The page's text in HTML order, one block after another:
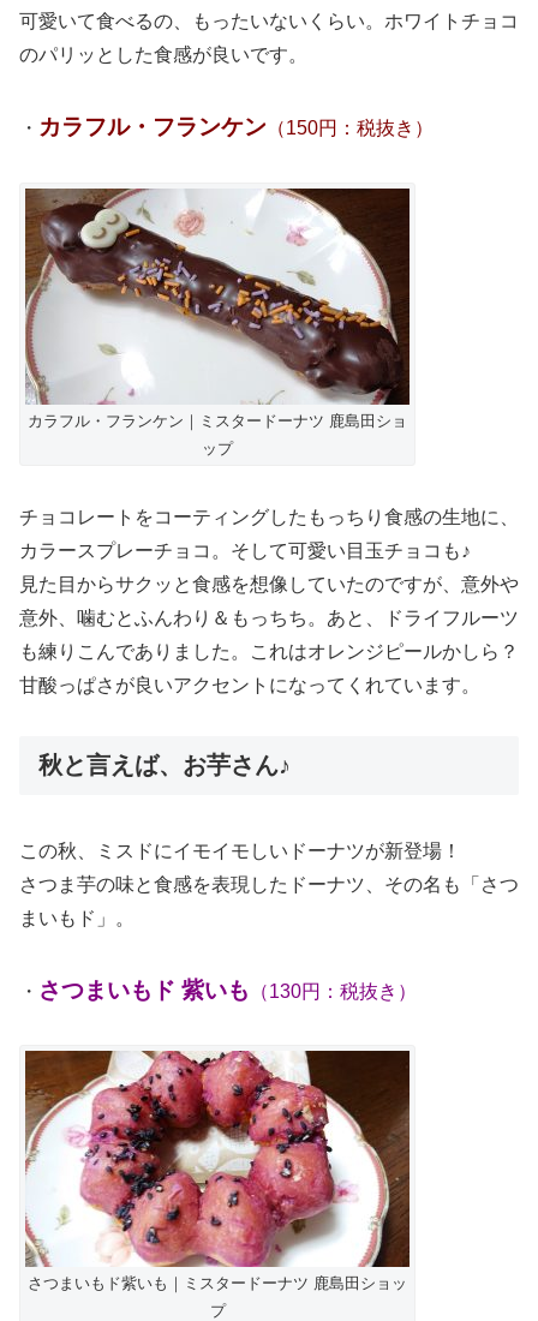
可愛いて食べるの、もったいないくらい。ホワイトチョコ
のパリッとした食感が良いです。
・ カラフル・フランケン （150円：税抜き）
カラフル・フランケン｜ミスタードーナツ 鹿島田ショ
ップ
チョコレートをコーティングしたもっちり食感の生地に、
カラースプレーチョコ。そして可愛い目玉チョコも♪
見た目からサクッと食感を想像していたのですが、意外や
意外、噛むとふんわり＆もっちち。あと、ドライフルーツ
も練りこんでありました。これはオレンジピールかしら？
甘酸っぱさが良いアクセントになってくれています。
秋と言えば、お芋さん♪
この秋、ミスドにイモイモしいドーナツが新登場！
さつま芋の味と食感を表現したドーナツ、その名も「さつ
まいもド」。
・ さつまいもド 紫いも （130円：税抜き）
さつまいもド紫いも｜ミスタードーナツ 鹿島田ショッ
プ